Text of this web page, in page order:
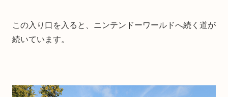
この入り口を入ると、ニンテンドーワールドへ続く道が
続いています。